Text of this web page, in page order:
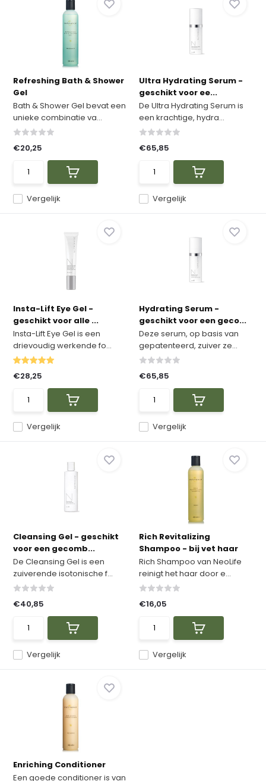
Refreshing Bath & Shower
Gel
Bath & Shower Gel bevat een
unieke combinatie va...
Vergelijk
€20,25
Ultra Hydrating Serum -
geschikt voor ee...
De Ultra Hydrating Serum is
een krachtige, hydra...
Vergelijk
€65,85
Insta-Lift Eye Gel -
geschikt voor alle ...
Insta-Lift Eye Gel is een
drievoudig werkende fo...
Vergelijk
€28,25
Hydrating Serum -
geschikt voor een geco...
Deze serum, op basis van
gepatenteerd, zuiver ze...
Vergelijk
€65,85
Cleansing Gel - geschikt
voor een gecomb...
De Cleansing Gel is een
zuiverende isotonische f...
Vergelijk
€40,85
Rich Revitalizing
Shampoo - bij vet haar
Rich Shampoo van NeoLife
reinigt het haar door e...
Vergelijk
€16,05
Enriching Conditioner
Een goede conditioner is van